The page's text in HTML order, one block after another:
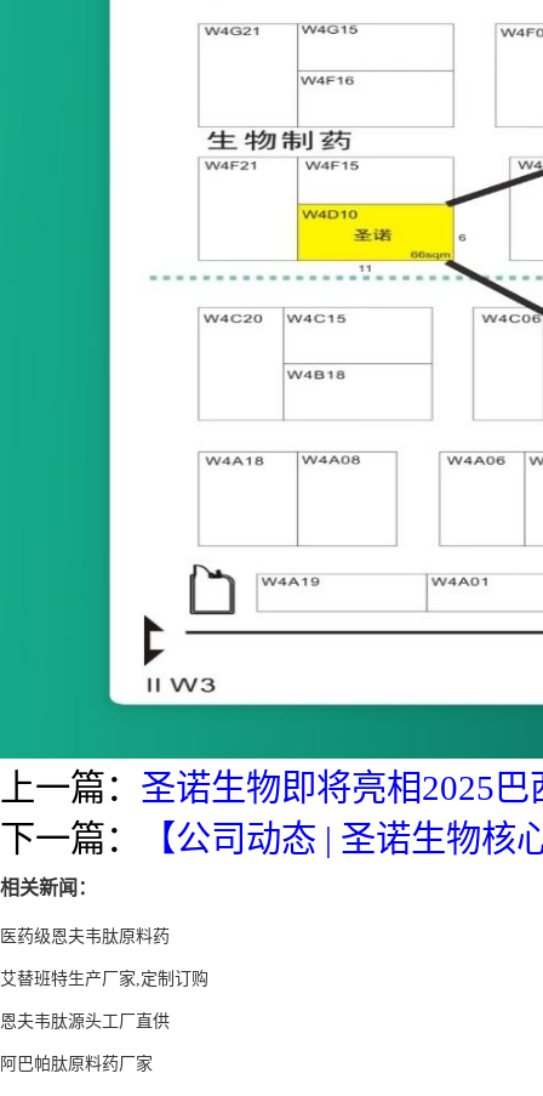
上一篇： 圣诺生物即将亮相2025
下一篇：
【公司动态 | 圣诺生物
相关新闻：
医药级恩夫韦肽原料药
艾替班特生产厂家,定制订购
恩夫韦肽源头工厂直供
阿巴帕肽原料药厂家